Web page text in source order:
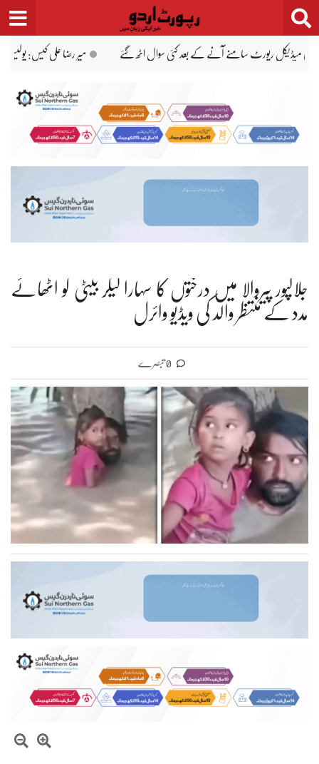
Skip
to
تفتیش نہیں کر رہی ہے، فیملی کو ہراساں کر رہی ہے، جبران ناصر میر رضا کی پہلی
جلالپور پیروالا میں درختوں کا سہارا لیکر بیٹی کو اٹھائے
مدد کے منتظر والد کی ویڈیو وائرل
0 تبصرے